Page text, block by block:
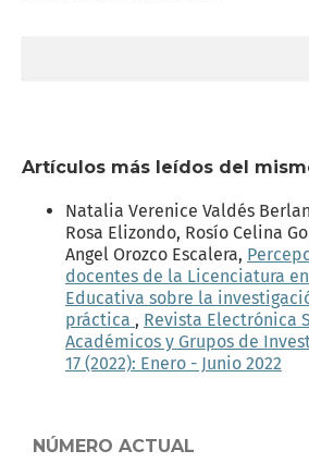
Artículos más leídos del
Natalia Verenice Valdés
Rosa Elizondo, Rosío Celina
Angel Orozco Escalera,
docentes de la Licenciatura
Educativa sobre la
práctica , Revista Electrónica
Académicos y Grupos de
17 (2022): Enero - Junio 2022
NÚMERO ACTUAL